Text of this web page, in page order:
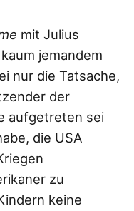
mit Julius
jemandem
nur die Tatsache,
der
aufgetreten sei
die USA
zu
keine